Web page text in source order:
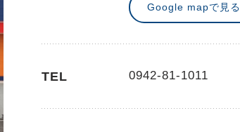
Google mapで見る
TEL 0942-81-1011